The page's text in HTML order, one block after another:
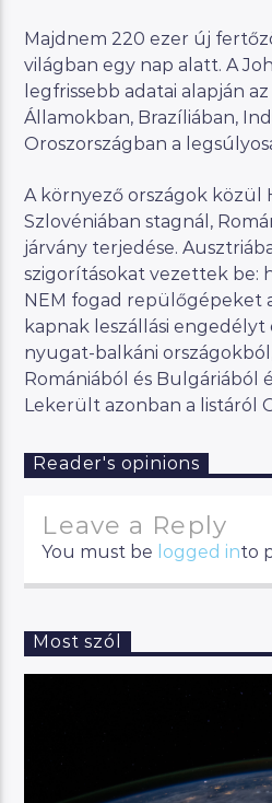
Majdnem 220 ezer új
világban egy nap alatt. A
legfrissebb adatai alapján
Államokban, Brazíliában,
Oroszországban a
A környező országok közül
Szlovéniában stagnál,
járvány terjedése.
szigorításokat vezettek be:
NEM fogad repülőgépeket
kapnak leszállási
nyugat-balkáni
Romániából és Bulgáriából
Lekerült azonban a listáról
Reader's opinions
Leave a Reply
You must be logged into
Most szól